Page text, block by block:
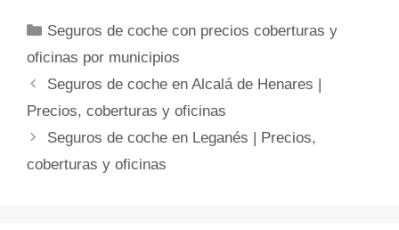
Categorías
Seguros de coche con precios coberturas y
oficinas por municipios
Seguros de coche en Alcalá de Henares |
Precios, coberturas y oficinas
Seguros de coche en Leganés | Precios,
coberturas y oficinas